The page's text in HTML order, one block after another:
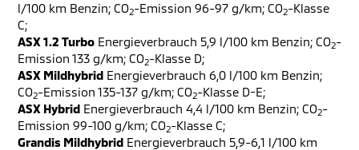
l/100 km Benzin; CO2-Emission 96-97 g/km; CO2-Klasse
C;
ASX 1.2 Turbo Energieverbrauch 5,9 l/100 km Benzin; CO2-
Emission 133 g/km; CO2-Klasse D;
ASX Mildhybrid Energieverbrauch 6,0 l/100 km Benzin;
CO2-Emission 135-137 g/km; CO2-Klasse D-E;
ASX Hybrid Energieverbrauch 4,4 l/100 km Benzin; CO2-
Emission 99-100 g/km; CO2-Klasse C;
Grandis Mildhybrid Energieverbrauch 5,9-6,1 l/100 km